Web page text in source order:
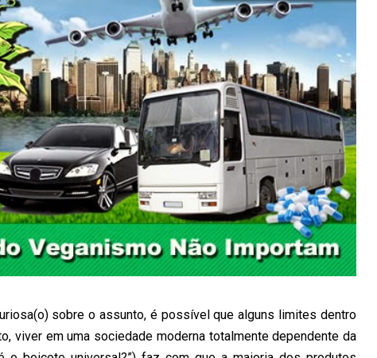
sobre o assunto, é possível que alguns limites dentro
viver em uma sociedade moderna totalmente dependente da